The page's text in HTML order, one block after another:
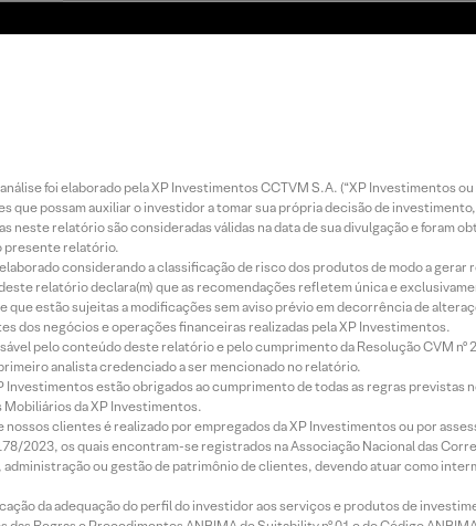
foi elaborado pela XP Investimentos CCTVM S.A. (“XP Investimentos
que possam auxiliar o investidor a tomar sua própria decisão de
neste relatório são consideradas válidas na data de sua divulgação e foram
presente relatório.
considerando a classificação de risco dos produtos de modo a gerar
relatório declara(m) que as recomendações refletem única e
que estão sujeitas a modificações sem aviso prévio em decorrência de
dos negócios e operações financeiras realizadas pela XP Investimentos.
pelo conteúdo deste relatório e pelo cumprimento da Resolução CVM
analista credenciado a ser mencionado no relatório.
Investimentos estão obrigados ao cumprimento de todas as regras
Mobiliários da XP Investimentos.
nossos clientes é realizado por empregados da XP Investimentos ou por
2023, os quais encontram-se registrados na Associação Nacional das
ou gestão de patrimônio de clientes, devendo atuar como
da adequação do perfil do investidor aos serviços e produtos de